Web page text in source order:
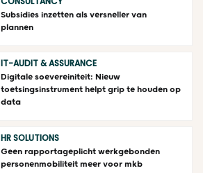
Subsidies inzetten als versneller van
plannen
IT-AUDIT & ASSURANCE
Digitale soevereiniteit: Nieuw
toetsingsinstrument helpt grip te houden op
data
HR SOLUTIONS
Geen rapportageplicht werkgebonden
personenmobiliteit meer voor mkb